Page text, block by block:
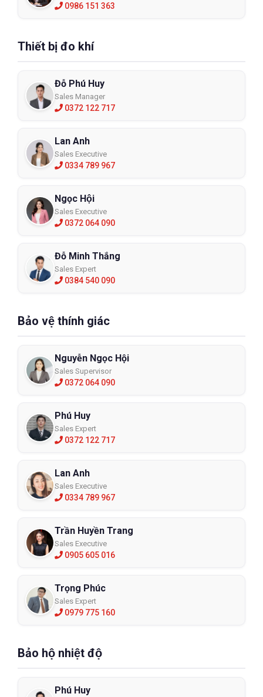
0986 151 363
Thiết bị đo khí
Đỗ Phú Huy
Sales Manager
0372 122 717
Lan Anh
Sales Executive
0334 789 967
Ngọc Hội
Sales Executive
0372 064 090
Đỗ Minh Thắng
Sales Expert
0384 540 090
Bảo vệ thính giác
Nguyễn Ngọc Hội
Sales Supervisor
0372 064 090
Phú Huy
Sales Expert
0372 122 717
Lan Anh
Sales Executive
0334 789 967
Trần Huyền Trang
Sales Executive
0905 605 016
Trọng Phúc
Sales Expert
0979 775 160
Bảo hộ nhiệt độ
Phú Huy